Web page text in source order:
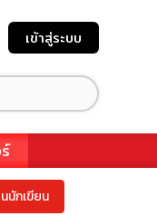
เข้าสู่ระบบ
นักเขียน